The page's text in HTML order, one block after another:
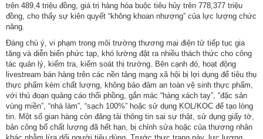
trên 489,4 triệu đồng, giá trị hàng hóa buộc tiêu hủy trên 778,377 triệu
đồng, cho thấy sự kiên quyết “không khoan nhượng” của lực lượng chức
năng.
Đáng chú ý, vi phạm trong môi trường thương mại điện tử tiếp tục gia
tăng và diễn biến phức tạp, khó lường đặt ra nhiều thách thức cho công
tác quản lý, kiểm tra, kiểm soát thị trường. Bên cạnh đó, hoạt động
livestream bán hàng trên các nền tảng mạng xã hội bị lợi dụng để tiêu thụ
thực phẩm kém chất lượng, không bảo đảm an toàn vệ sinh thực phẩm,
với thủ đoạn quảng cáo thổi phồng, gắn mác “hàng xách tay”, “đặc sản
vùng miền”, “nhà làm”, “sạch 100%” hoặc sử dụng KOL/KOC để tạo lòng
tin. Một số gian hàng còn đăng tải thông tin sai sự thật, sử dụng giấy tờ,
bản công bố chất lượng đã hết hạn, bị chỉnh sửa hoặc của thương nhân